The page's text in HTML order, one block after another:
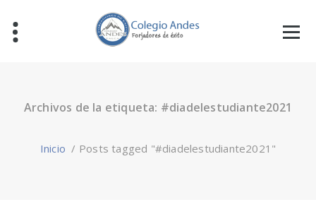
Archivos de la etiqueta: #diadelestudiante2021
Inicio / Posts tagged "#diadelestudiante2021"